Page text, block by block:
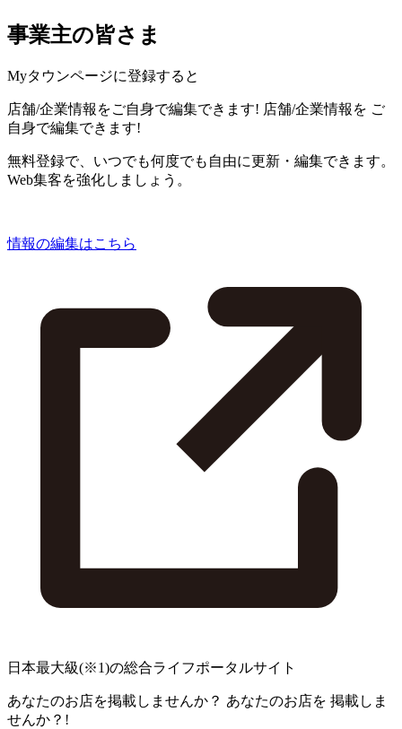
事業主の皆さま
Myタウンページに登録すると
店舗/企業情報をご自身で編集できます! 店舗/企業情報を ご
自身で編集できます!
無料登録で、いつでも何度でも自由に更新・編集できます。
Web集客を強化しましょう。
情報の編集はこちら
日本最大級(※1)の総合ライフポータルサイト
あなたのお店を掲載しませんか？ あなたのお店を 掲載しま
せんか？!